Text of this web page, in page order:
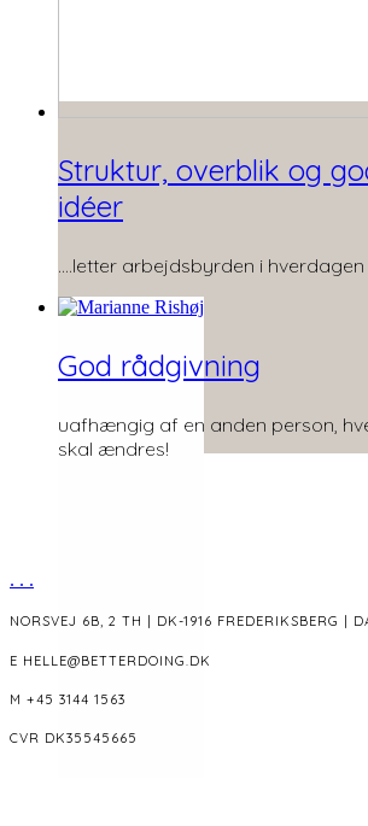
Struktur, overblik og
idéer
….letter arbejdsbyrden i hverdagen
God rådgivning
uafhængig af en anden person,
skal ændres!
. . .
NORSVEJ 6B, 2 TH | DK-1916 FREDERIKSBERG |
E HELLE@BETTERDOING.DK
M +45 3144 1563
CVR DK35545665